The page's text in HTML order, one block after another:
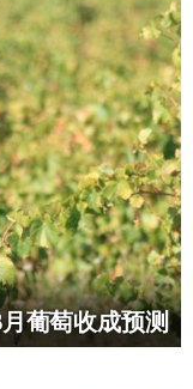
葡萄收成预测